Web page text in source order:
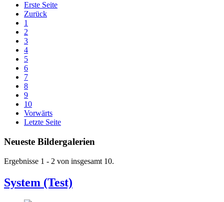
Erste Seite
Zurück
1
2
3
4
5
6
7
8
9
10
Vorwärts
Letzte Seite
Neueste Bildergalerien
Ergebnisse 1 - 2 von insgesamt 10.
System (Test)